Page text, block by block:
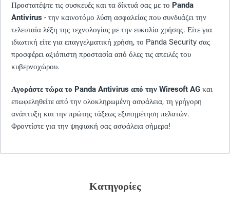
Προστατέψτε τις συσκευές και τα δίκτυά σας με το Panda
Antivirus - την καινοτόμο λύση ασφαλείας που συνδυάζει την
τελευταία λέξη της τεχνολογίας με την ευκολία χρήσης. Είτε για
ιδιωτική είτε για επαγγελματική χρήση, το Panda Security σας
προσφέρει αξιόπιστη προστασία από όλες τις απειλές του
κυβερνοχώρου.
Αγοράστε τώρα το Panda Antivirus από την Wiresoft AG και
επωφεληθείτε από την ολοκληρωμένη ασφάλεια, τη γρήγορη
ανάπτυξη και την πρώτης τάξεως εξυπηρέτηση πελατών.
Φροντίστε για την ψηφιακή σας ασφάλεια σήμερα!
Κατηγορίες